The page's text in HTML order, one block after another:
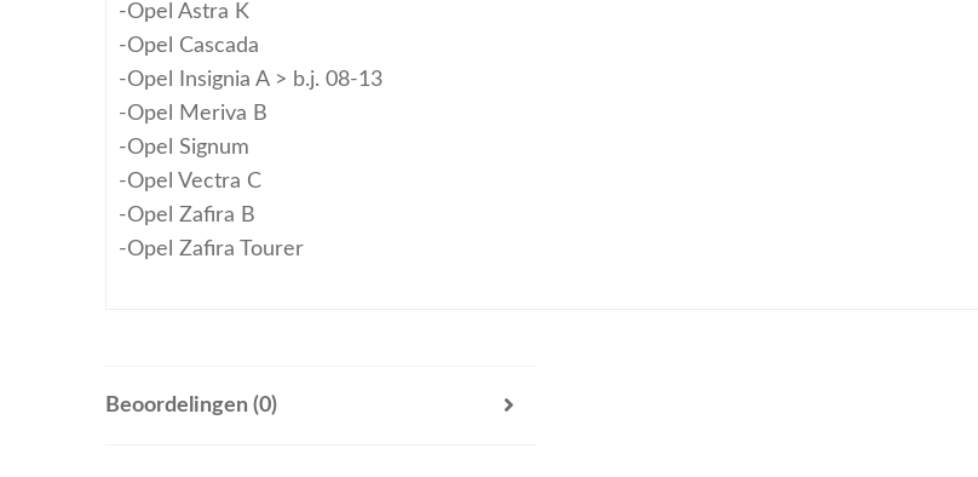
-Opel Astra K
-Opel Cascada
-Opel Insignia A > b.j. 08-13
-Opel Meriva B
-Opel Signum
-Opel Vectra C
-Opel Zafira B
-Opel Zafira Tourer
Beoordelingen (0)